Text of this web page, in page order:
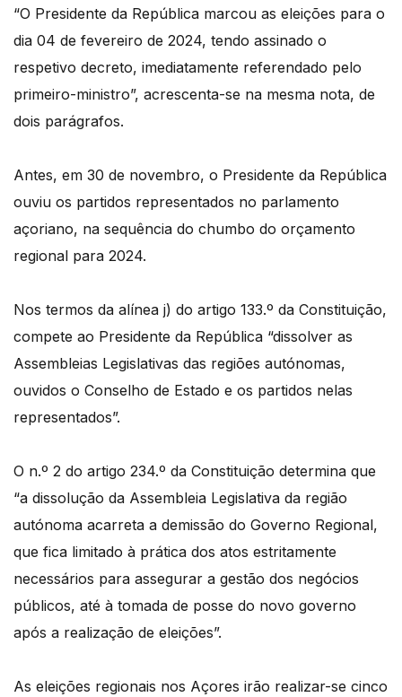
“O Presidente da República marcou as eleições para o
dia 04 de fevereiro de 2024, tendo assinado o
respetivo decreto, imediatamente referendado pelo
primeiro-ministro”, acrescenta-se na mesma nota, de
dois parágrafos.
Antes, em 30 de novembro, o Presidente da República
ouviu os partidos representados no parlamento
açoriano, na sequência do chumbo do orçamento
regional para 2024.
Nos termos da alínea j) do artigo 133.º da Constituição,
compete ao Presidente da República “dissolver as
Assembleias Legislativas das regiões autónomas,
ouvidos o Conselho de Estado e os partidos nelas
representados”.
O n.º 2 do artigo 234.º da Constituição determina que
“a dissolução da Assembleia Legislativa da região
autónoma acarreta a demissão do Governo Regional,
que fica limitado à prática dos atos estritamente
necessários para assegurar a gestão dos negócios
públicos, até à tomada de posse do novo governo
após a realização de eleições”.
As eleições regionais nos Açores irão realizar-se cinco